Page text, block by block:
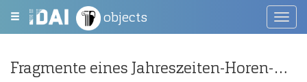
objects
Fragmente eines Jahreszeiten-Horen-Deckels